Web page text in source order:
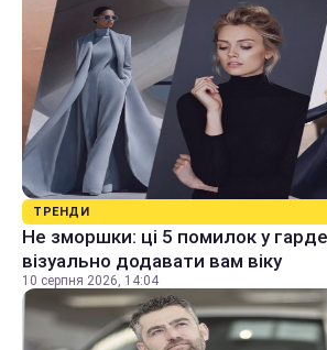
ТРЕНДИ
Не зморшки: ці 5 помилок у
візуально додавати вам віку
10 серпня 2026, 14:04